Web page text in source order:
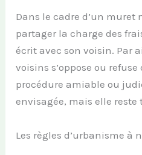
Dans le cadre d’un
partager la charge des
écrit avec son voisin. Par
voisins s’oppose ou
procédure amiable ou
envisagée, mais elle
Les règles d’urbanisme à